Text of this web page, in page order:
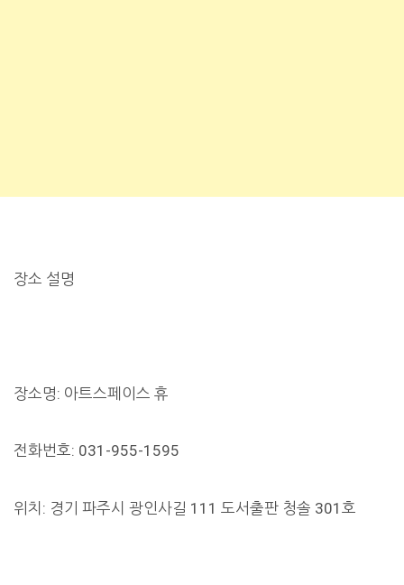
장소 설명
장소명: 아트스페이스 휴
전화번호: 031-955-1595
위치: 경기 파주시 광인사길 111 도서출판 청솔 301호